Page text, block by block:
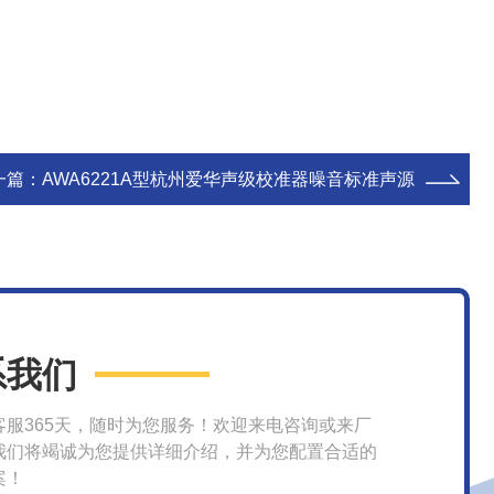
： AWA6221A型杭州爱华声级校准器噪音标准声源
们
服365天，随时为您服务！欢迎来电咨询或来厂
们将竭诚为您提供详细介绍，并为您配置合适的